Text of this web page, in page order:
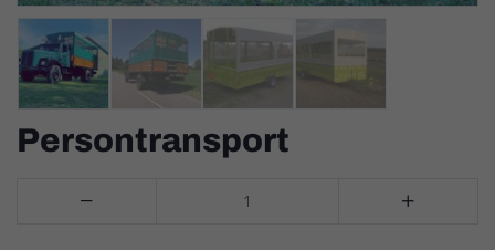
Persontransport
 